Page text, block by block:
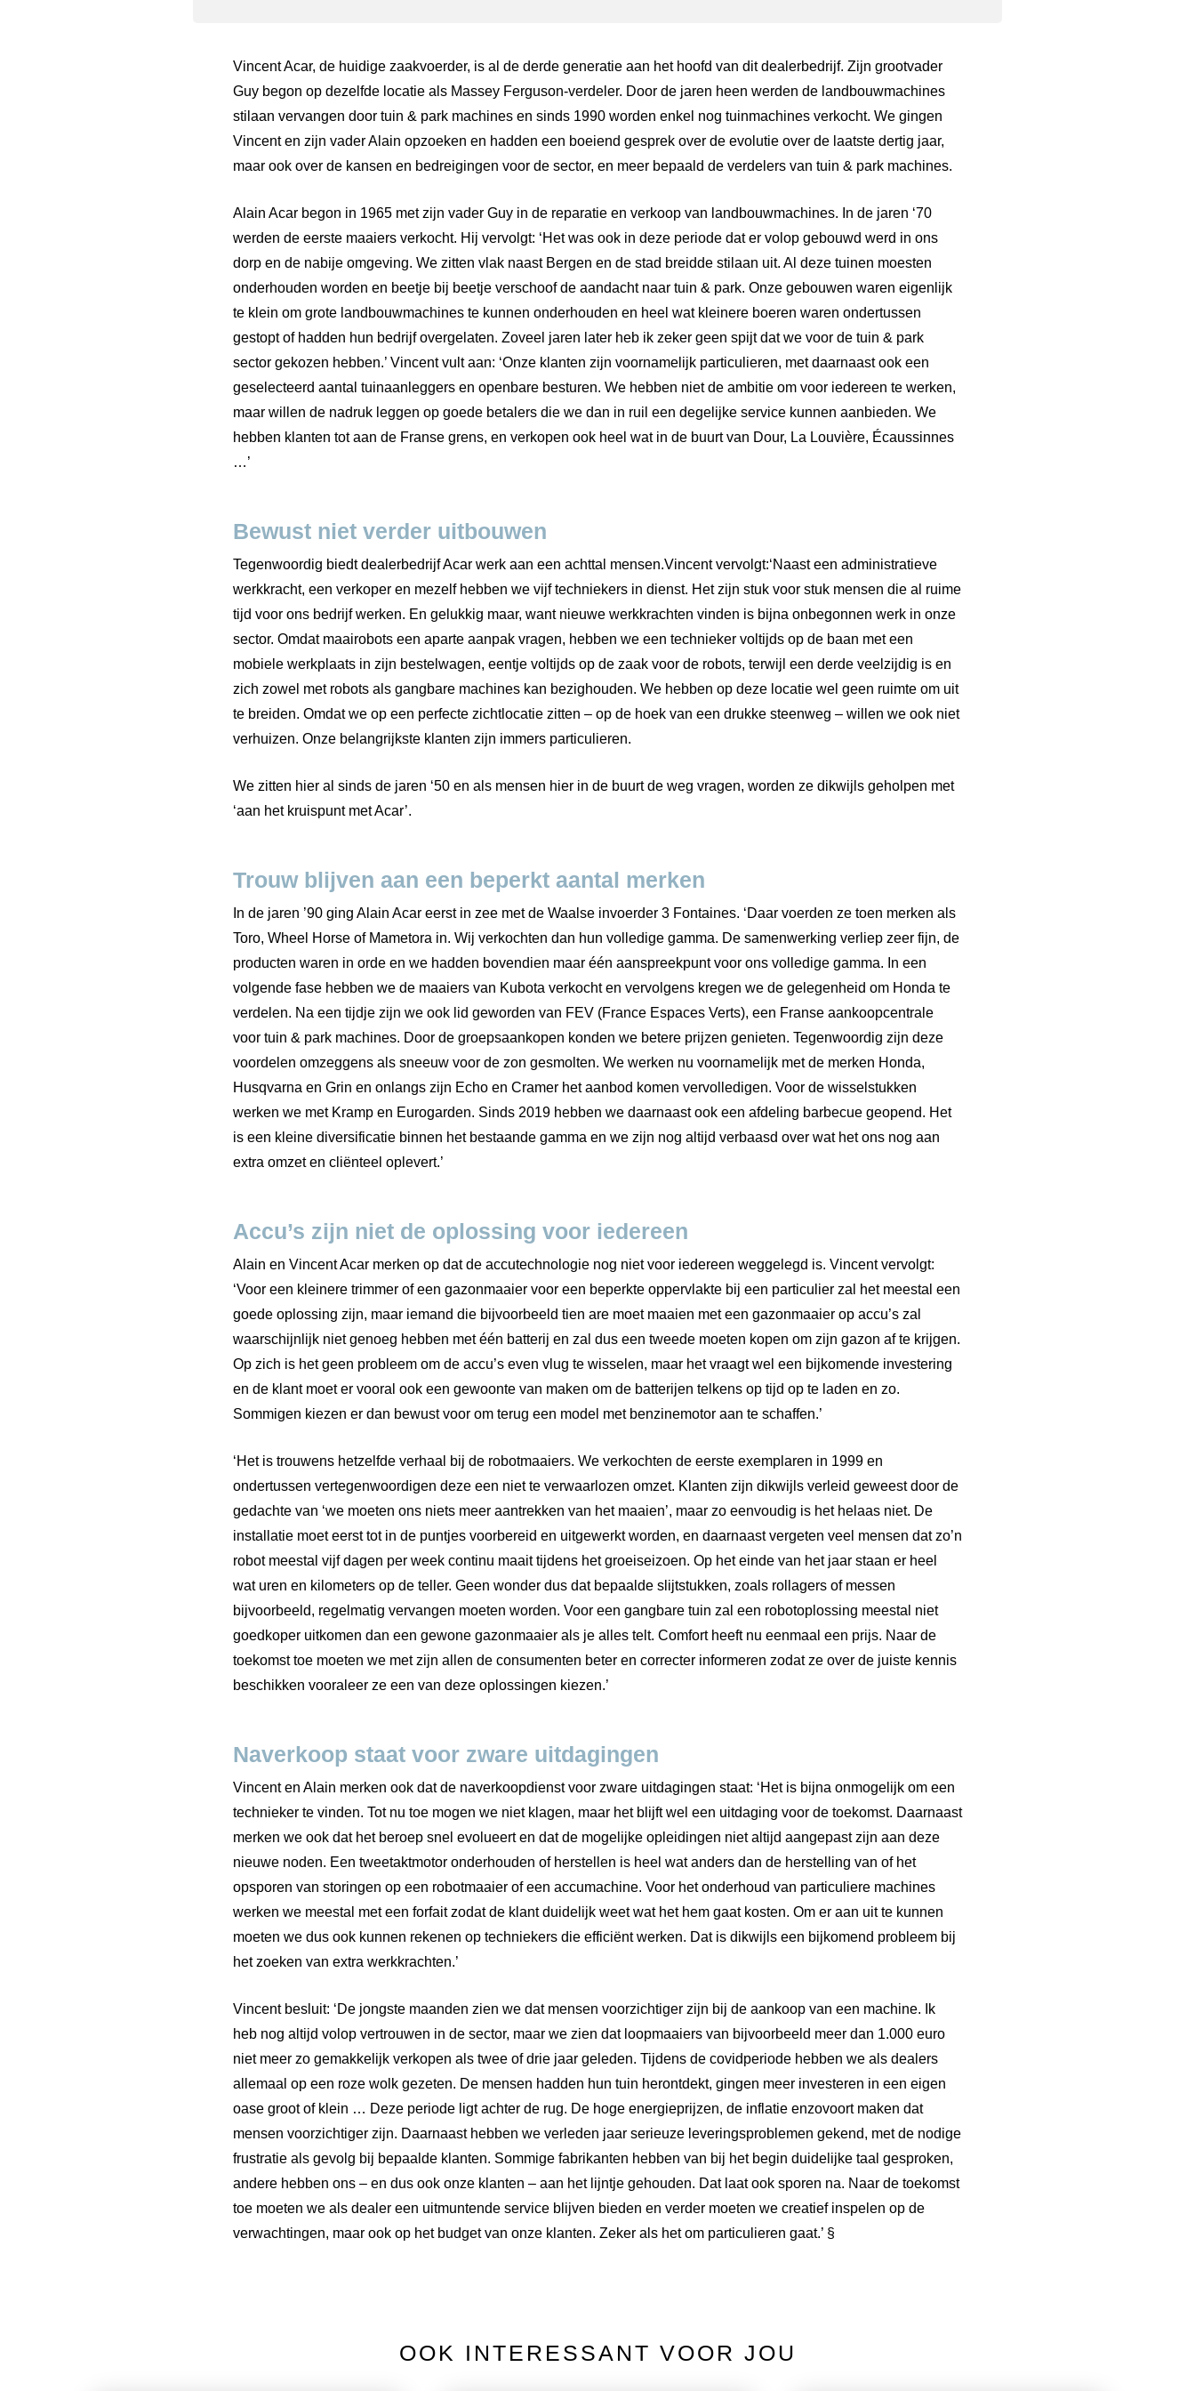
Vincent Acar, de huidige zaakvoerder, is al de derde generatie aan het hoofd van dit dealerbedrijf. Zijn grootvader
Guy begon op dezelfde locatie als Massey Ferguson-verdeler. Door de jaren heen werden de landbouwmachines
stilaan vervangen door tuin & park machines en sinds 1990 worden enkel nog tuinmachines verkocht. We gingen
Vincent en zijn vader Alain opzoeken en hadden een boeiend gesprek over de evolutie over de laatste dertig jaar,
maar ook over de kansen en bedreigingen voor de sector, en meer bepaald de verdelers van tuin & park machines.
Alain Acar begon in 1965 met zijn vader Guy in de reparatie en verkoop van landbouwmachines. In de jaren ‘70
werden de eerste maaiers verkocht. Hij vervolgt: ‘Het was ook in deze periode dat er volop gebouwd werd in ons
dorp en de nabije omgeving. We zitten vlak naast Bergen en de stad breidde stilaan uit. Al deze tuinen moesten
onderhouden worden en beetje bij beetje verschoof de aandacht naar tuin & park. Onze gebouwen waren eigenlijk
te klein om grote landbouwmachines te kunnen onderhouden en heel wat kleinere boeren waren ondertussen
gestopt of hadden hun bedrijf overgelaten. Zoveel jaren later heb ik zeker geen spijt dat we voor de tuin & park
sector gekozen hebben.’ Vincent vult aan: ‘Onze klanten zijn voornamelijk particulieren, met daarnaast ook een
geselecteerd aantal tuinaanleggers en openbare besturen. We hebben niet de ambitie om voor iedereen te werken,
maar willen de nadruk leggen op goede betalers die we dan in ruil een degelijke service kunnen aanbieden. We
hebben klanten tot aan de Franse grens, en verkopen ook heel wat in de buurt van Dour, La Louvière, Écaussinnes
…’
Bewust niet verder uitbouwen
Tegenwoordig biedt dealerbedrijf Acar werk aan een achttal mensen.Vincent vervolgt:‘Naast een administratieve
werkkracht, een verkoper en mezelf hebben we vijf techniekers in dienst. Het zijn stuk voor stuk mensen die al ruime
tijd voor ons bedrijf werken. En gelukkig maar, want nieuwe werkkrachten vinden is bijna onbegonnen werk in onze
sector. Omdat maairobots een aparte aanpak vragen, hebben we een technieker voltijds op de baan met een
mobiele werkplaats in zijn bestelwagen, eentje voltijds op de zaak voor de robots, terwijl een derde veelzijdig is en
zich zowel met robots als gangbare machines kan bezighouden. We hebben op deze locatie wel geen ruimte om uit
te breiden. Omdat we op een perfecte zichtlocatie zitten – op de hoek van een drukke steenweg – willen we ook niet
verhuizen. Onze belangrijkste klanten zijn immers particulieren.
We zitten hier al sinds de jaren ‘50 en als mensen hier in de buurt de weg vragen, worden ze dikwijls geholpen met
‘aan het kruispunt met Acar’.
Trouw blijven aan een beperkt aantal merken
In de jaren ’90 ging Alain Acar eerst in zee met de Waalse invoerder 3 Fontaines. ‘Daar voerden ze toen merken als
Toro, Wheel Horse of Mametora in. Wij verkochten dan hun volledige gamma. De samenwerking verliep zeer fijn, de
producten waren in orde en we hadden bovendien maar één aanspreekpunt voor ons volledige gamma. In een
volgende fase hebben we de maaiers van Kubota verkocht en vervolgens kregen we de gelegenheid om Honda te
verdelen. Na een tijdje zijn we ook lid geworden van FEV (France Espaces Verts), een Franse aankoopcentrale
voor tuin & park machines. Door de groepsaankopen konden we betere prijzen genieten. Tegenwoordig zijn deze
voordelen omzeggens als sneeuw voor de zon gesmolten. We werken nu voornamelijk met de merken Honda,
Husqvarna en Grin en onlangs zijn Echo en Cramer het aanbod komen vervolledigen. Voor de wisselstukken
werken we met Kramp en Eurogarden. Sinds 2019 hebben we daarnaast ook een afdeling barbecue geopend. Het
is een kleine diversificatie binnen het bestaande gamma en we zijn nog altijd verbaasd over wat het ons nog aan
extra omzet en cliënteel oplevert.’
Accu’s zijn niet de oplossing voor iedereen
Alain en Vincent Acar merken op dat de accutechnologie nog niet voor iedereen weggelegd is. Vincent vervolgt:
‘Voor een kleinere trimmer of een gazonmaaier voor een beperkte oppervlakte bij een particulier zal het meestal een
goede oplossing zijn, maar iemand die bijvoorbeeld tien are moet maaien met een gazonmaaier op accu’s zal
waarschijnlijk niet genoeg hebben met één batterij en zal dus een tweede moeten kopen om zijn gazon af te krijgen.
Op zich is het geen probleem om de accu’s even vlug te wisselen, maar het vraagt wel een bijkomende investering
en de klant moet er vooral ook een gewoonte van maken om de batterijen telkens op tijd op te laden en zo.
Sommigen kiezen er dan bewust voor om terug een model met benzinemotor aan te schaffen.’
‘Het is trouwens hetzelfde verhaal bij de robotmaaiers. We verkochten de eerste exemplaren in 1999 en
ondertussen vertegenwoordigen deze een niet te verwaarlozen omzet. Klanten zijn dikwijls verleid geweest door de
gedachte van ‘we moeten ons niets meer aantrekken van het maaien’, maar zo eenvoudig is het helaas niet. De
installatie moet eerst tot in de puntjes voorbereid en uitgewerkt worden, en daarnaast vergeten veel mensen dat zo’n
robot meestal vijf dagen per week continu maait tijdens het groeiseizoen. Op het einde van het jaar staan er heel
wat uren en kilometers op de teller. Geen wonder dus dat bepaalde slijtstukken, zoals rollagers of messen
bijvoorbeeld, regelmatig vervangen moeten worden. Voor een gangbare tuin zal een robotoplossing meestal niet
goedkoper uitkomen dan een gewone gazonmaaier als je alles telt. Comfort heeft nu eenmaal een prijs. Naar de
toekomst toe moeten we met zijn allen de consumenten beter en correcter informeren zodat ze over de juiste kennis
beschikken vooraleer ze een van deze oplossingen kiezen.’
Naverkoop staat voor zware uitdagingen
Vincent en Alain merken ook dat de naverkoopdienst voor zware uitdagingen staat: ‘Het is bijna onmogelijk om een
technieker te vinden. Tot nu toe mogen we niet klagen, maar het blijft wel een uitdaging voor de toekomst. Daarnaast
merken we ook dat het beroep snel evolueert en dat de mogelijke opleidingen niet altijd aangepast zijn aan deze
nieuwe noden. Een tweetaktmotor onderhouden of herstellen is heel wat anders dan de herstelling van of het
opsporen van storingen op een robotmaaier of een accumachine. Voor het onderhoud van particuliere machines
werken we meestal met een forfait zodat de klant duidelijk weet wat het hem gaat kosten. Om er aan uit te kunnen
moeten we dus ook kunnen rekenen op techniekers die efficiënt werken. Dat is dikwijls een bijkomend probleem bij
het zoeken van extra werkkrachten.’
Vincent besluit: ‘De jongste maanden zien we dat mensen voorzichtiger zijn bij de aankoop van een machine. Ik
heb nog altijd volop vertrouwen in de sector, maar we zien dat loopmaaiers van bijvoorbeeld meer dan 1.000 euro
niet meer zo gemakkelijk verkopen als twee of drie jaar geleden. Tijdens de covidperiode hebben we als dealers
allemaal op een roze wolk gezeten. De mensen hadden hun tuin herontdekt, gingen meer investeren in een eigen
oase groot of klein … Deze periode ligt achter de rug. De hoge energieprijzen, de inflatie enzovoort maken dat
mensen voorzichtiger zijn. Daarnaast hebben we verleden jaar serieuze leveringsproblemen gekend, met de nodige
frustratie als gevolg bij bepaalde klanten. Sommige fabrikanten hebben van bij het begin duidelijke taal gesproken,
andere hebben ons – en dus ook onze klanten – aan het lijntje gehouden. Dat laat ook sporen na. Naar de toekomst
toe moeten we als dealer een uitmuntende service blijven bieden en verder moeten we creatief inspelen op de
verwachtingen, maar ook op het budget van onze klanten. Zeker als het om particulieren gaat.’ §
OOK INTERESSANT VOOR JOU